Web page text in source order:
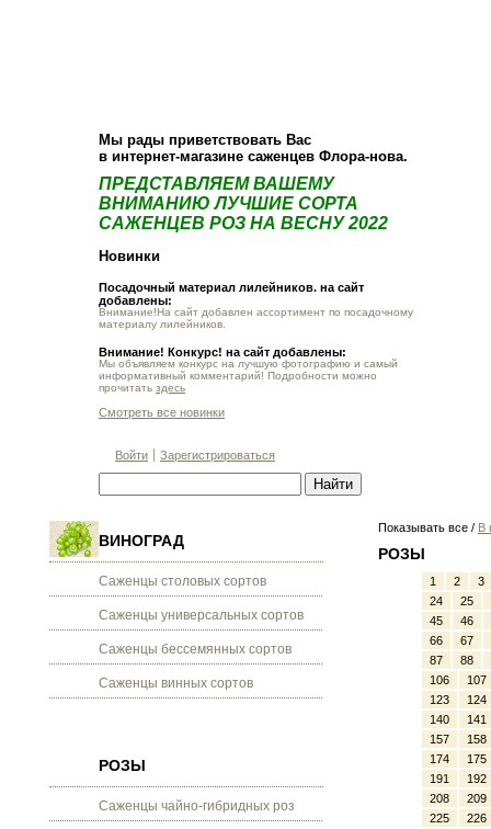
Мы рады приветствовать Вас
в интернет-магазине саженцев Флора-нова.
ПРЕДСТАВЛЯЕМ ВАШЕМУ
ВНИМАНИЮ ЛУЧШИЕ СОРТА
САЖЕНЦЕВ РОЗ НА ВЕСНУ 2022
Новинки
Посадочный материал лилейников. на сайт
добавлены:
Внимание!На сайт добавлен ассортимент по посадочному
материалу лилейников.
Внимание! Конкурс! на сайт добавлены:
Мы объявляем конкурс на лучшую фотографию и самый
информативный комментарий! Подробности можно
прочитать здесь
Смотреть все новинки
Войти Зарегистрироваться
ВИНОГРАД
Саженцы столовых сортов
Саженцы универсальных сортов
Саженцы бессемянных сортов
Саженцы винных сортов
РОЗЫ
Саженцы чайно-гибридных роз
Показывать все / В
РОЗЫ
1 2
3
24
25
45
46
66
67
87
88
106
107
123
124
140
141
157
158
174
175
191
192
208
209
225
226